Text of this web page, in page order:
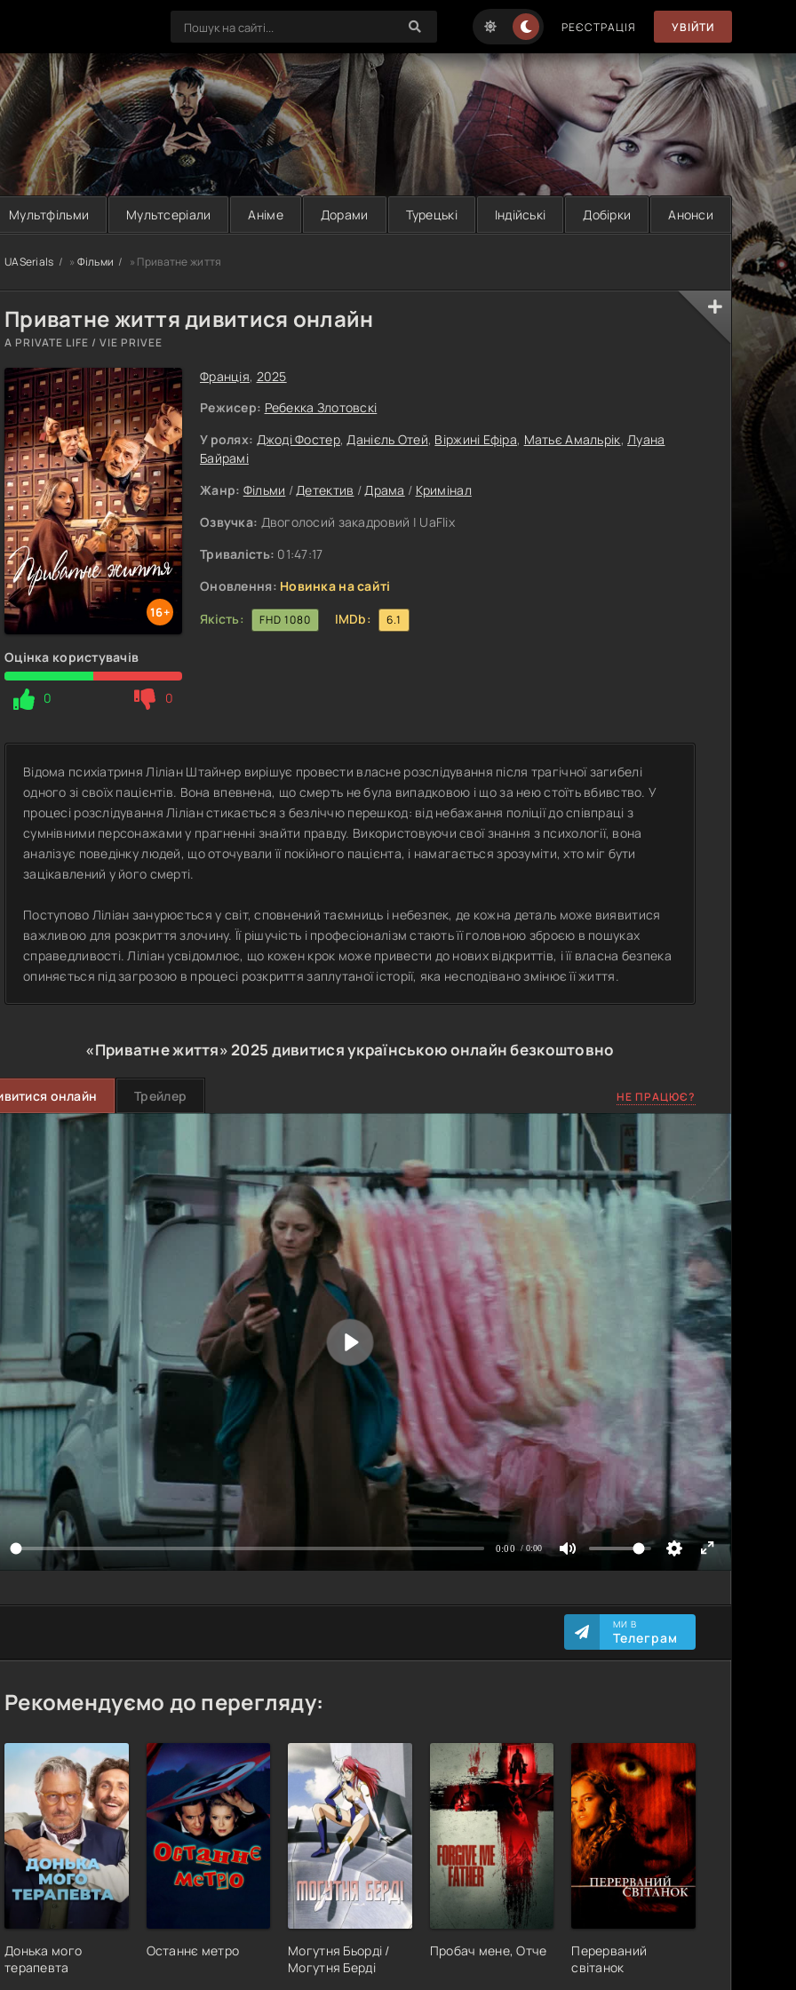
РЕЄСТРАЦІЯ УВІЙТИ
Мультфільми Мультсеріали Аніме Дорами Турецькі Індійські Добірки Анонси
UASerials » Фільми » Приватне життя
Приватне життя дивитися онлайн
A PRIVATE LIFE / VIE PRIVEE
16+
Оцінка користувачів
0 0
Франція, 2025
Режисер: Ребекка Злотовскі
У ролях: Джоді Фостер,Данієль Отей, Віржині Ефіра, Матьє Амальрік,Луана
Байрамі
Жанр: Фільми /Детектив /Драма / Кримінал
Озвучка: Двоголосий закадровий | UaFlix
Тривалість: 01:47:17
Оновлення: Новинка на сайті
Якість:
FHD 1080 IMDb: 6.1
Відома психіатриня Ліліан Штайнер вирішує провести власне розслідування після трагічної загибелі
одного зі своїх пацієнтів. Вона впевнена, що смерть не була випадковою і що за нею стоїть вбивство. У
процесі розслідування Ліліан стикається з безліччю перешкод: від небажання поліції до співпраці з
сумнівними персонажами у прагненні знайти правду. Використовуючи свої знання з психології, вона
аналізує поведінку людей, що оточували її покійного пацієнта, і намагається зрозуміти, хто міг бути
зацікавлений у його смерті.
Поступово Ліліан занурюється у світ, сповнений таємниць і небезпек, де кожна деталь може виявитися
важливою для розкриття злочину. Її рішучість і професіоналізм стають її головною зброєю в пошуках
справедливості. Ліліан усвідомлює, що кожен крок може привести до нових відкриттів, і її власна безпека
опиняється під загрозою в процесі розкриття заплутаної історії, яка несподівано змінює її життя.
«Приватне життя»2025 дивитися українською онлайн безкоштовно
онлайн Трейлер НЕ ПРАЦЮЄ?
МИ В
Телеграм
Рекомендуємо до перегляду:
Донька мого
терапевта
Останнє метро
Могутня Бьорді /
Могутня Берді
Пробач мене, Отче
Перерваний
світанок